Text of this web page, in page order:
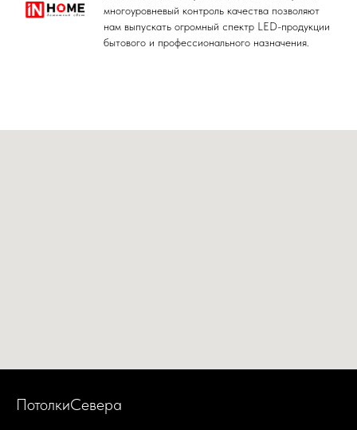
многоуровневый контроль качества позволяют
нам выпускать огромный спектр LED-продукции
бытового и профессионального назначения.
ПотолкиСевера